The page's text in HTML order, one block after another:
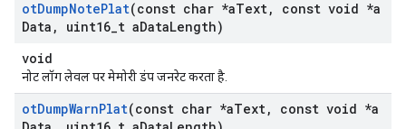
otDumpNotePlat(const char *aText,
const void *a
Data , uint16 t aDataLength)
void
नोट लॉग लेवल पर मेमोरी डंप जनरेट करता है.
otDumpWarnPlat(const char *aText,
const void *a